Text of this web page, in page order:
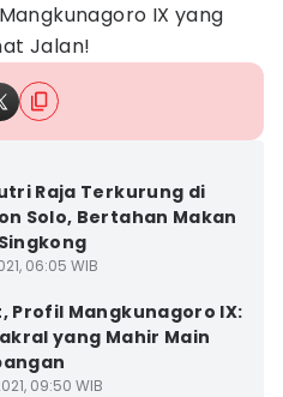
IX yang
Jalan!
Raja Terkurung di
Solo, Bertahan Makan
06:05 WIB
Profil Mangkunagoro IX:
yang Mahir Main
09:50 WIB